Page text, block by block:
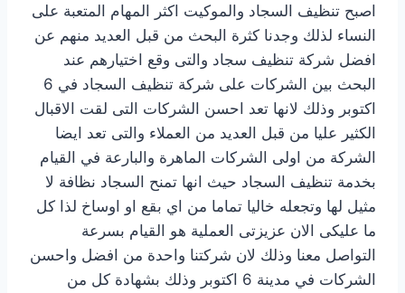
اصبح تنظيف السجاد والموكيت اكثر المهام المتعبة على
النساء لذلك وجدنا كثرة البحث من قبل العديد منهم عن
افضل شركة تنظيف سجاد والتى وقع اختيارهم عند
البحث بين الشركات على شركة تنظيف السجاد في 6
اكتوبر وذلك لانها تعد احسن الشركات التى لقت الاقبال
الكثير عليا من قبل العديد من العملاء والتى تعد ايضا
الشركة من اولى الشركات الماهرة والبارعة في القيام
بخدمة تنظيف السجاد حيث انها تمنح السجاد نظافة لا
مثيل لها وتجعله خاليا تماما من اي بقع او اوساخ لذا كل
ما عليكى الان عزيزتى العملية هو القيام بسرعة
التواصل معنا وذلك لان شركتنا واحدة من افضل واحسن
الشركات في مدينة 6 اكتوبر وذلك بشهادة كل من